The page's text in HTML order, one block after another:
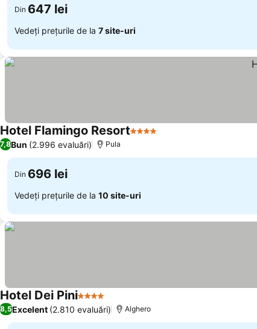
Din 647 lei
Vedeți prețurile de la 7 site-uri
Hotel Flamingo Resort4 Stele
7,8Bun (2.996 evaluări) Pula
Din 696 lei
Vedeți prețurile de la 10 site-uri
Hotel Dei Pini4 Stele
8,5Excelent (2.810 evaluări) Alghero